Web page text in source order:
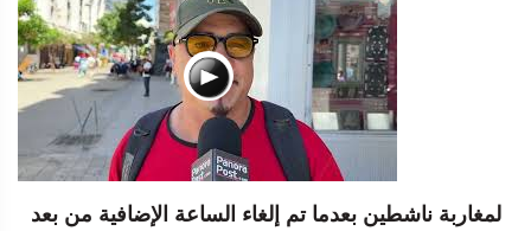
لمغاربة ناشطين بعدما تم إلغاء الساعة الإضافية من بعد